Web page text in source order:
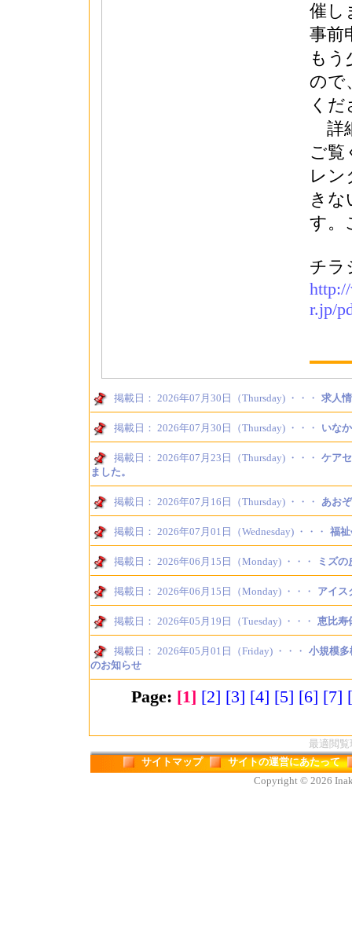
催し
事前
もう
ので
くだ
詳
ご覧
レン
きな
す。
チラ
r.jp/
掲載日： 2026年07月30日（Thursday) ・・・ 求人
掲載日： 2026年07月30日（Thursday) ・・・ いな
掲載日： 2026年07月23日（Thursday) ・・・ ケア
ました。
掲載日： 2026年07月16日（Thursday) ・・・ あお
掲載日： 2026年07月01日（Wednesday) ・・・ 福
掲載日： 2026年06月15日（Monday) ・・・ ミズ
掲載日： 2026年06月15日（Monday) ・・・ アイス
掲載日： 2026年05月19日（Tuesday) ・・・ 恵比寿
掲載日： 2026年05月01日（Friday) ・・・ 小規模
のお知らせ
Page: [1] [2] [3] [4] [5] [6] [7]
最適閲覧
サイトマップ
サイトの運営にあたって
Copyright © 2026